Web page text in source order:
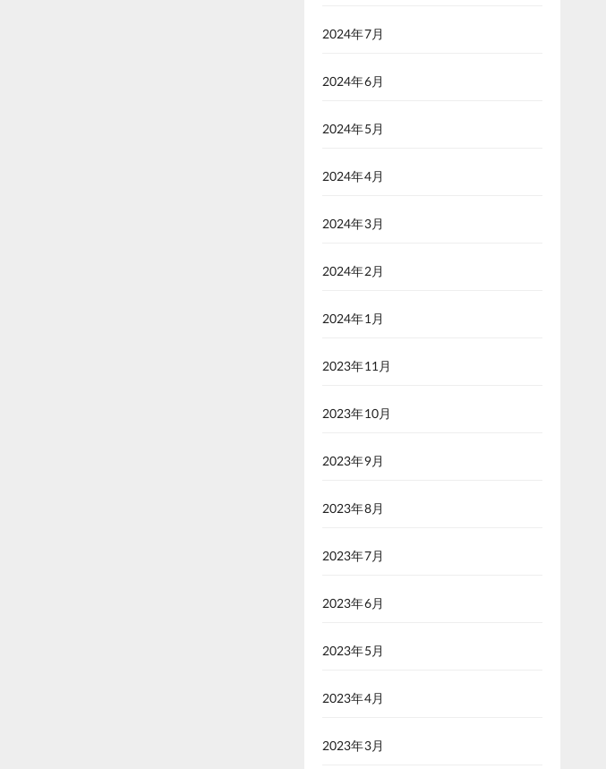
2024年7月
2024年6月
2024年5月
2024年4月
2024年3月
2024年2月
2024年1月
2023年11月
2023年10月
2023年9月
2023年8月
2023年7月
2023年6月
2023年5月
2023年4月
2023年3月